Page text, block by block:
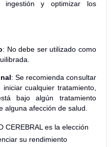
y optimizar los
: No debe ser utilizado como
: Se recomienda consultar
cualquier tratamiento,
bajo algún tratamiento
alguna afección de salud.
CEREBRAL es la elección
su rendimiento